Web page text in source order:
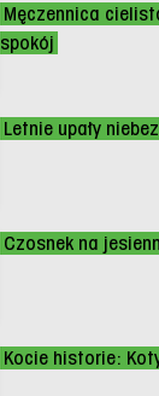
Męczennica
spokój
Letnie upały
Czosnek na
Kocie historie: